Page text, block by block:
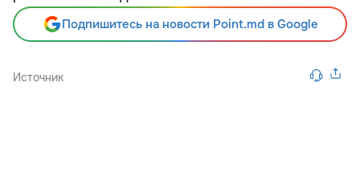
Подпишитесь на новости Point.md в Google
Источник